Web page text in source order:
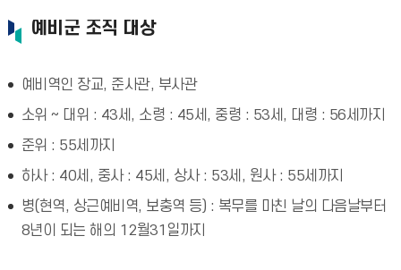
예비군 조직 대상
예비역인 장교, 준사관, 부사관
소위 ~ 대위 : 43세, 소령 : 45세, 중령 : 53세, 대령 : 56세까지
준위 : 55세까지
하사 : 40세, 중사 : 45세, 상사 : 53세, 원사 : 55세까지
병(현역, 상근예비역, 보충역 등) : 복무를 마친 날의 다음날부터
8년이 되는 해의 12월31일까지